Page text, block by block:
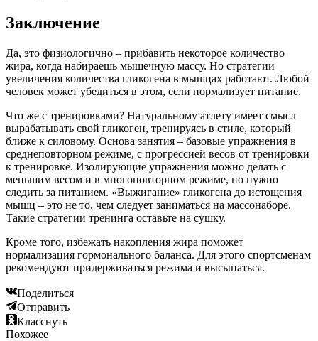
Заключение
Да, это физиологично – прибавить некоторое количество
жира, когда набираешь мышечную массу. Но стратегии
увеличения количества гликогена в мышцах работают. Любой
человек может убедиться в этом, если нормализует питание.
Что же с тренировками? Натуральному атлету имеет смысл
вырабатывать свой гликоген, тренируясь в стиле, который
ближе к силовому. Основа занятия – базовые упражнения в
среднеповторном режиме, с прогрессией весов от тренировки
к тренировке. Изолирующие упражнения можно делать с
меньшим весом и в многоповторном режиме, но нужно
следить за питанием. «Выжигание» гликогена до истощения
мышц – это не то, чем следует заниматься на массонаборе.
Такие стратегии тренинга оставьте на сушку.
Кроме того, избежать накопления жира поможет
нормализация гормонального баланса. Для этого спортсменам
рекомендуют придерживаться режима и высыпаться.
Поделиться
Отправить
Класснуть
Похожее